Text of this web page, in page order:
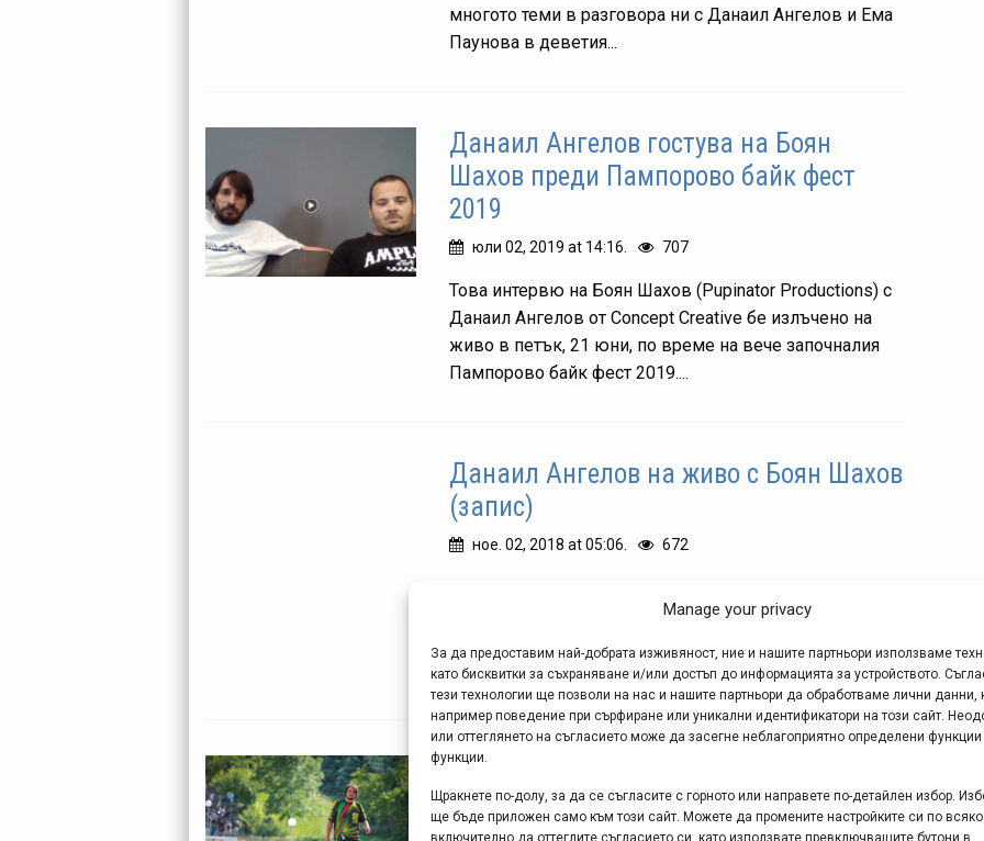
Manage your privacy
За да предоставим най-добрата изживяност, ние и нашите партньори използваме
като бисквитки за съхраняване и/или достъп до информацията за устройството.
тези технологии ще позволи на нас и нашите партньори да обработваме лични данни,
например поведение при сърфиране или уникални идентификатори на този сайт.
или оттеглянето на съгласието може да засегне неблагоприятно определени функции
функции.
Щракнете по-долу, за да се съгласите с горното или направете по-детайлен избор.
ще бъде приложен само към този сайт. Можете да промените настройките си по
включително да оттеглите съгласието си, като използвате превключващите бутони в
многото теми в разговора ни с Данаил Ангелов и Ема
Паунова в деветия...
Данаил Ангелов гостува на Боян
Шахов преди Пампорово байк фест
2019
юли 02, 2019 at 14:16. 707
Това интервю на Боян Шахов (Pupinator Productions) с
Данаил Ангелов от Concept Creative бе излъчено на
живо в петък, 21 юни, по време на вече започналия
Пампорово байк фест 2019....
Данаил Ангелов на живо с Боян Шахов
(запис)
ное. 02, 2018 at 05:06. 672
Боян Шахов (Pupinator Productions) с Данаил Ангелов
от Concept Creative струва си да отделите един час за
този запис от...
Данаил Ангелов ще гостува за
интервю на Боян Шахов – 31.10.2018